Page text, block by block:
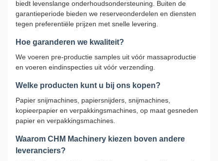
biedt levenslange onderhoudsondersteuning. Buiten de
garantieperiode bieden we reserveonderdelen en diensten
tegen preferentiële prijzen met snelle levering.
Hoe garanderen we kwaliteit?
We voeren pre-productie samples uit vóór massaproductie
en voeren eindinspecties uit vóór verzending.
Welke producten kunt u bij ons kopen?
Papier snijmachines, papiersnijders, snijmachines,
kopieerpapier en verpakkingsmachines, op maat gesneden
papier en verpakkingsmachines.
Waarom CHM Machinery kiezen boven andere
leveranciers?